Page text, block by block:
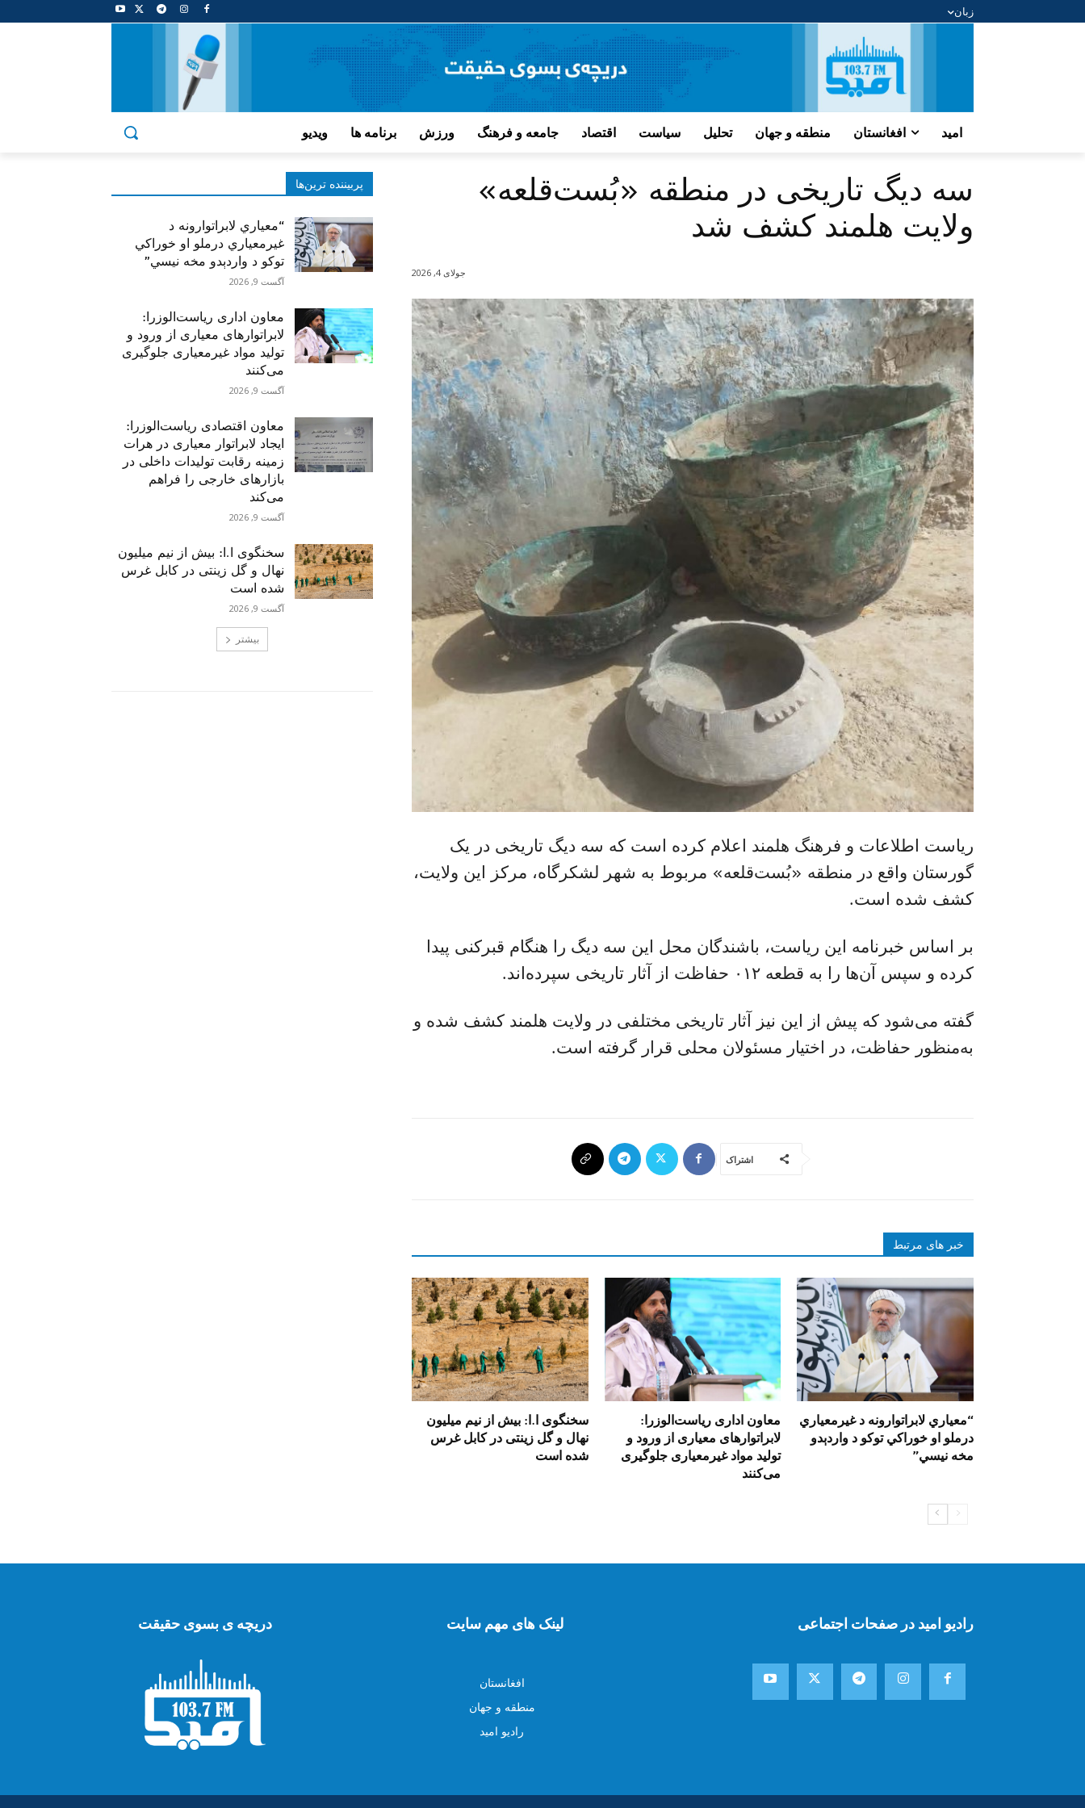
زبان
امید افغانستان منطقه و جهان تحلیل سیاست اقتصاد جامعه و فرهنگ ورزش برنامه ها ویدیو
پربیننده‌ ترین‌ها
“معیاري لابراتوارونه د
غیرمعیاري درملو او خوراکي
توکو د واردېدو مخه نیسي”
آگست 9, 2026
معاون اداری ریاست‌الوزرا:
لابراتوارهای معیاری از ورود و
تولید مواد غیرمعیاری جلوگیری
می‌کنند
آگست 9, 2026
معاون اقتصادی ریاست‌الوزرا:
ایجاد لابراتوار معیاری در هرات
زمینه رقابت تولیدات داخلی در
بازارهای خارجی را فراهم
می‌کند
آگست 9, 2026
سخنگوی ا.ا: بیش از نیم میلیون
نهال و گل زینتی در کابل غرس
شده است
آگست 9, 2026
بیشتر
سه دیگ تاریخی در منطقه «بُست‌قلعه»
ولایت هلمند کشف شد
جولای 4, 2026
ریاست اطلاعات و فرهنگ هلمند اعلام کرده است که سه دیگ تاریخی در یک
گورستان واقع در منطقه «بُست‌قلعه» مربوط به شهر لشکرگاه، مرکز این ولایت،
کشف شده است.
بر اساس خبرنامه این ریاست، باشندگان محل این سه دیگ را هنگام قبرکنی پیدا
کرده و سپس آن‌ها را به قطعه ۰۱۲ حفاظت از آثار تاریخی سپرده‌اند.
گفته می‌شود که پیش از این نیز آثار تاریخی مختلفی در ولایت هلمند کشف شده و
به‌منظور حفاظت، در اختیار مسئولان محلی قرار گرفته است.
اشتراک
خبر های مرتبط
“معیاري لابراتوارونه د غیرمعیاري
درملو او خوراکي توکو د واردېدو
مخه نیسي”
معاون اداری ریاست‌الوزرا:
لابراتوارهای معیاری از ورود و
تولید مواد غیرمعیاری جلوگیری
می‌کنند
سخنگوی ا.ا: بیش از نیم میلیون
نهال و گل زینتی در کابل غرس
شده است
دریچه ی بسوی حقیقت لینک های مهم سایت
افغانستان
منطقه و جهان
رادیو امید
رادیو امید در صفحات اجتماعی